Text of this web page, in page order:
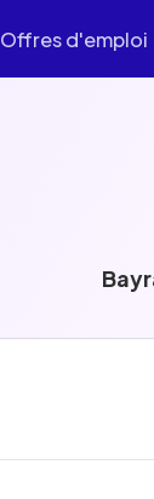
Offres d'emploi